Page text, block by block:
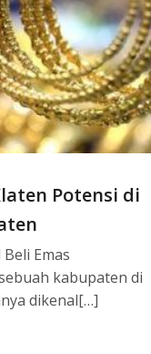
Potensi di
Emas
kabupaten di
dikenal[…]